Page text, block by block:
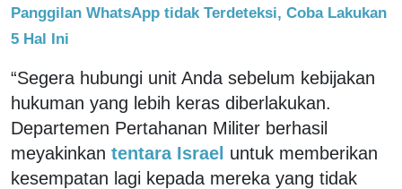
Panggilan WhatsApp tidak Terdeteksi, Coba Lakukan
5 Hal Ini
“Segera hubungi unit Anda sebelum kebijakan
hukuman yang lebih keras diberlakukan.
Departemen Pertahanan Militer berhasil
meyakinkan tentara Israel untuk memberikan
kesempatan lagi kepada mereka yang tidak